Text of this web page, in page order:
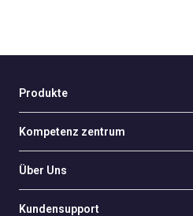
Produkte
Kompetenz zentrum
Über Uns
Kundensupport